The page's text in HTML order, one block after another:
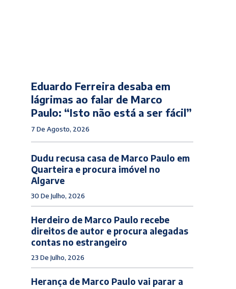
Eduardo Ferreira desaba em
lágrimas ao falar de Marco
Paulo: “Isto não está a ser fácil”
7 De Agosto, 2026
Dudu recusa casa de Marco Paulo em
Quarteira e procura imóvel no
Algarve
30 De Julho, 2026
Herdeiro de Marco Paulo recebe
direitos de autor e procura alegadas
contas no estrangeiro
23 De Julho, 2026
Herança de Marco Paulo vai parar a